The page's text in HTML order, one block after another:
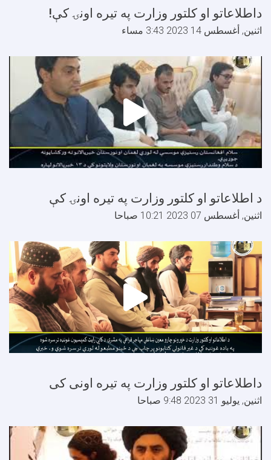
داطلاعاتو او کلتور وزارت په تیره اونۍ کې!
اثنين, أغسطس 14 2023 3:43 مساء
د اطلاعاتو او کلتور وزارت په تيره اونۍ کې
اثنين, أغسطس 07 2023 10:21 صباحا
داطلاعاتو او کلتور وزارت په تیره اونی کی
اثنين, يوليو 31 2023 9:48 صباحا